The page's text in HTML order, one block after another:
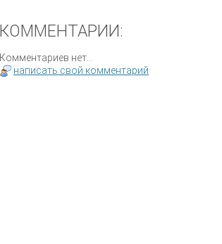
КОММЕНТАРИИ:
Комментариев нет...
написать свой комментарий